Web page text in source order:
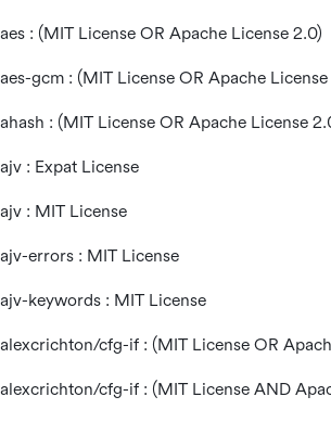
aes : (MIT License OR Apache License 2.0)
aes-gcm : (MIT License OR Apache License
ahash : (MIT License OR Apache License
ajv : Expat License
ajv : MIT License
ajv-errors : MIT License
ajv-keywords : MIT License
alexcrichton/cfg-if : (MIT License OR
alexcrichton/cfg-if : (MIT License AND